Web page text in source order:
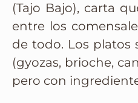
(Tajo Bajo), carta
entre los
de todo. Los platos
(gyozas, brioche,
pero con